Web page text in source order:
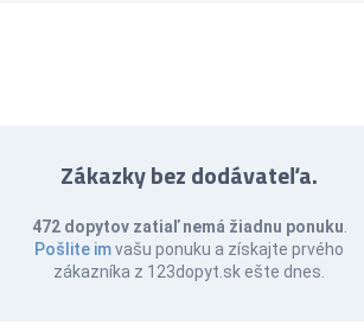
Zákazky bez dodávateľa.
472 dopytov zatiaľ nemá žiadnu ponuku
Pošlite imvašu ponuku a získajte prvého
zákazníka z 123dopyt.sk ešte dnes.